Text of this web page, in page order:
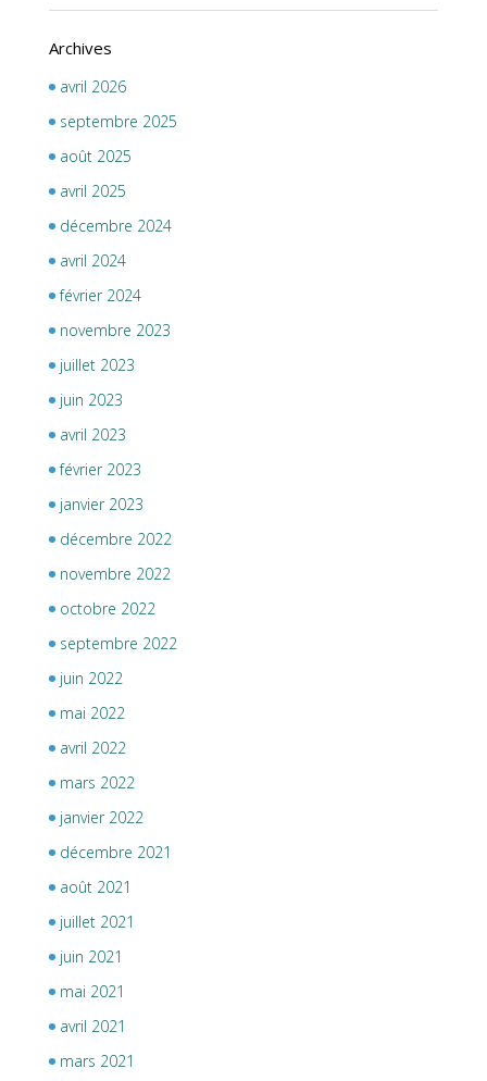
Archives
avril 2026
septembre 2025
août 2025
avril 2025
décembre 2024
avril 2024
février 2024
novembre 2023
juillet 2023
juin 2023
avril 2023
février 2023
janvier 2023
décembre 2022
novembre 2022
octobre 2022
septembre 2022
juin 2022
mai 2022
avril 2022
mars 2022
janvier 2022
décembre 2021
août 2021
juillet 2021
juin 2021
mai 2021
avril 2021
mars 2021